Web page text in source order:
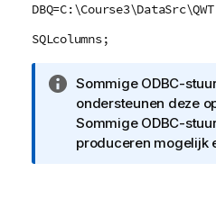
SQLcolumns;
I
n
f
o
Sommige ODBC-
ondersteunen deze
Sommige ODBC-
produceren mogelijk